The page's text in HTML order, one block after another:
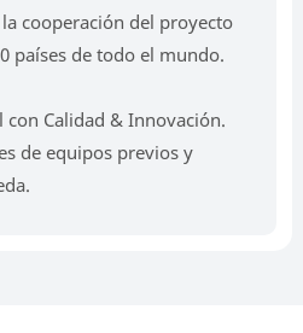
cooperación del proyecto
países de todo el mundo.
con Calidad & Innovación.
de equipos previos y